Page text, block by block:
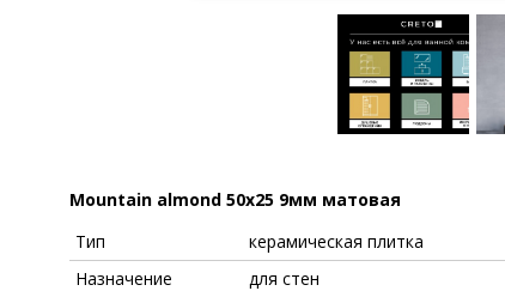
Mountain almond 50x25 9мм матовая
Тип
керамическая плитка
Назначение
для стен